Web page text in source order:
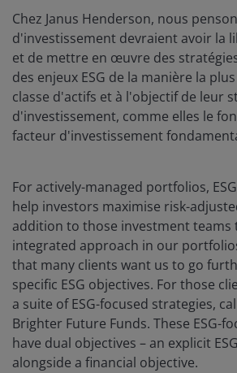
Chez Janus Henderson, nous
d'investissement devraient avoir la
et de mettre en œuvre des
des enjeux ESG de la manière la
classe d'actifs et à l'objectif de leur
d'investissement, comme elles le
facteur d'investissement
For actively-managed portfolios,
help investors maximise risk-
addition to those investment teams
integrated approach in our
that many clients want us to go
specific ESG objectives. For those
a suite of ESG-focused strategies,
Brighter Future Funds. These ESG-
have dual objectives – an explicit
alongside a financial objective.